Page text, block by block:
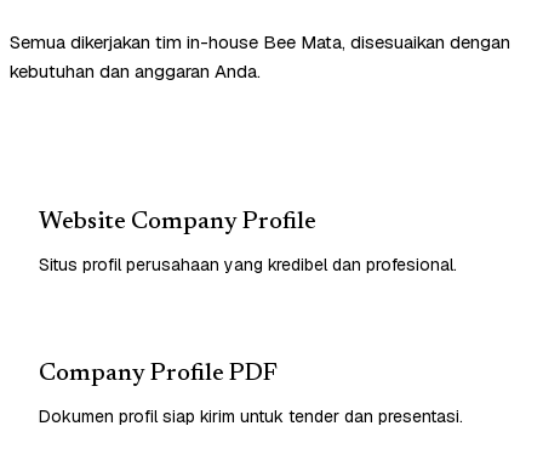
Semua dikerjakan tim in-house Bee Mata, disesuaikan dengan
kebutuhan dan anggaran Anda.
Website Company Profile
Situs profil perusahaan yang kredibel dan profesional.
Company Profile PDF
Dokumen profil siap kirim untuk tender dan presentasi.